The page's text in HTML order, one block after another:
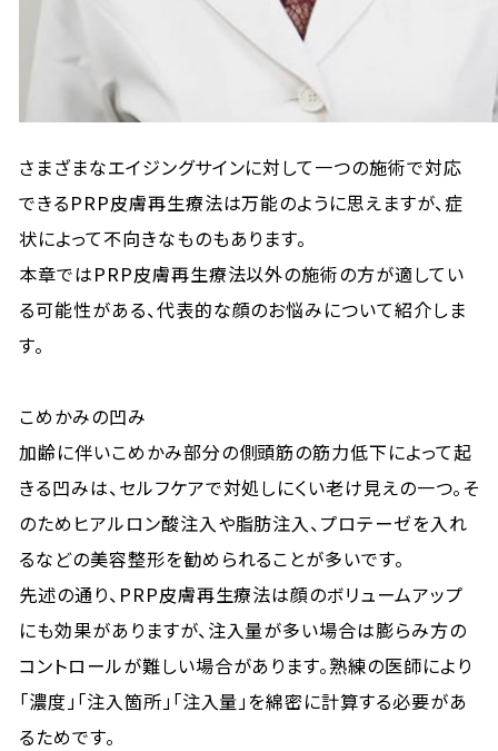
さまざまなエイジングサインに対して一つの施術で対応
できるPRP皮膚再生療法は万能のように思えますが、症
状によって不向きなものもあります。
本章ではPRP皮膚再生療法以外の施術の方が適してい
る可能性がある、代表的な顔のお悩みについて紹介しま
す。
こめかみの凹み
加齢に伴いこめかみ部分の側頭筋の筋力低下によって起
きる凹みは、セルフケアで対処しにくい老け見えの一つ。そ
のためヒアルロン酸注入や脂肪注入、プロテーゼを入れ
るなどの美容整形を勧められることが多いです。
先述の通り、PRP皮膚再生療法は顔のボリュームアップ
にも効果がありますが、注入量が多い場合は膨らみ方の
コントロールが難しい場合があります。熟練の医師により
「濃度」「注入箇所」「注入量」を綿密に計算する必要があ
るためです。